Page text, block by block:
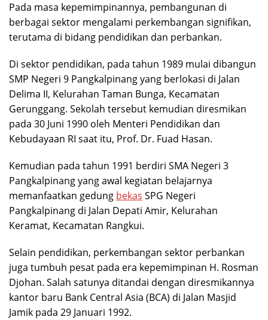
Pada masa kepemimpinannya, pembangunan di
berbagai sektor mengalami perkembangan signifikan,
terutama di bidang pendidikan dan perbankan.
Di sektor pendidikan, pada tahun 1989 mulai dibangun
SMP Negeri 9 Pangkalpinang yang berlokasi di Jalan
Delima II, Kelurahan Taman Bunga, Kecamatan
Gerunggang. Sekolah tersebut kemudian diresmikan
pada 30 Juni 1990 oleh Menteri Pendidikan dan
Kebudayaan RI saat itu, Prof. Dr. Fuad Hasan.
Kemudian pada tahun 1991 berdiri SMA Negeri 3
Pangkalpinang yang awal kegiatan belajarnya
memanfaatkan gedung bekas SPG Negeri
Pangkalpinang di Jalan Depati Amir, Kelurahan
Keramat, Kecamatan Rangkui.
Selain pendidikan, perkembangan sektor perbankan
juga tumbuh pesat pada era kepemimpinan H. Rosman
Djohan. Salah satunya ditandai dengan diresmikannya
kantor baru Bank Central Asia (BCA) di Jalan Masjid
Jamik pada 29 Januari 1992.